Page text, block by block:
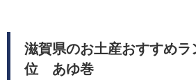
滋賀県のお土産おすすめラ
位 あゆ巻